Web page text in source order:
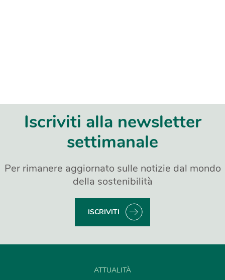
Iscriviti alla newsletter
settimanale
Per rimanere aggiornato sulle notizie dal mondo
della sostenibilità
ISCRIVITI
ATTUALITÀ